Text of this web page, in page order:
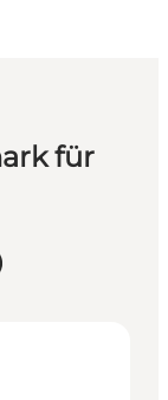
für